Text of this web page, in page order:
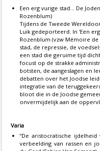
Een erg vurige stad… De
Rozenblum)
Tijdens de Tweede
Luik gedeporteerd. In ‘Een
Rozenblum (vzw Mémoire de
stad, de repressie, de
een stad die geruime tijd
focust op de strakke
botsten, de aangeslagen en
debatten over het Joodse
integratie van de
bloot die in de Joodse
onvermijdelijk aan de
Varia
“De aristocratische
verbeelding van rassen en